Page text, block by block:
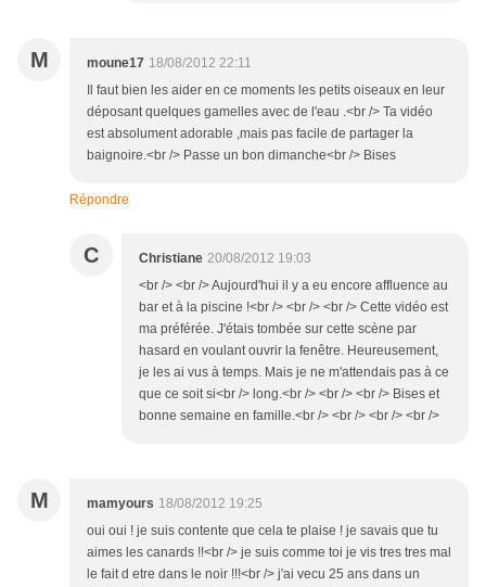
M moune17 18/08/2012 22:11
Il faut bien les aider en ce moments les petits oiseaux en leur
déposant quelques gamelles avec de l'eau .<br /> Ta vidéo
est absolument adorable ,mais pas facile de partager la
baignoire.<br /> Passe un bon dimanche<br /> Bises
Répondre
C Christiane 20/08/2012 19:03
<br /> <br /> Aujourd'hui il y a eu encore affluence au
bar et à la piscine !<br /> <br /> <br /> Cette vidéo est
ma préférée. J'étais tombée sur cette scène par
hasard en voulant ouvrir la fenêtre. Heureusement,
je les ai vus à temps. Mais je ne m'attendais pas à ce
que ce soit si<br /> long.<br /> <br /> <br /> Bises et
bonne semaine en famille.<br /> <br /> <br /> <br />
M mamyours 18/08/2012 19:25
oui oui ! je suis contente que cela te plaise ! je savais que tu
aimes les canards !!<br /> je suis comme toi je vis tres tres mal
le fait d etre dans le noir !!!<br /> j'ai vecu 25 ans dans un